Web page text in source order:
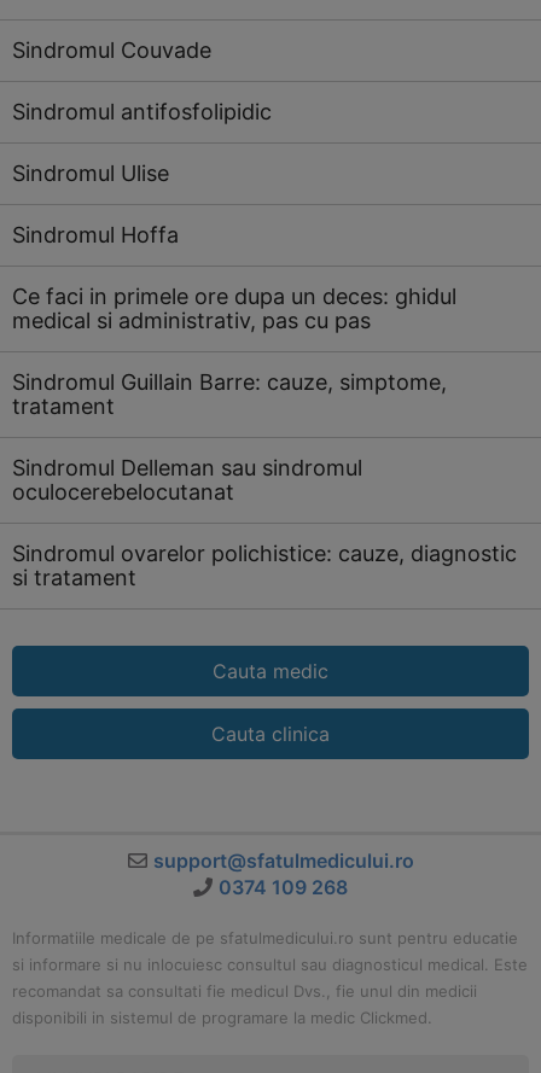
Sindromul Couvade
Sindromul antifosfolipidic
Sindromul Ulise
Sindromul Hoffa
Ce faci in primele ore dupa un deces: ghidul
medical si administrativ, pas cu pas
Sindromul Guillain Barre: cauze, simptome,
tratament
Sindromul Delleman sau sindromul
oculocerebelocutanat
Sindromul ovarelor polichistice: cauze, diagnostic
si tratament
Cauta medic
Cauta clinica
support@sfatulmedicului.ro
0374 109 268
Informatiile medicale de pe sfatulmedicului.ro sunt pentru educatie
si informare si nu inlocuiesc consultul sau diagnosticul medical. Este
recomandat sa consultati fie medicul Dvs., fie unul din medicii
disponibili in sistemul de programare la medic Clickmed.